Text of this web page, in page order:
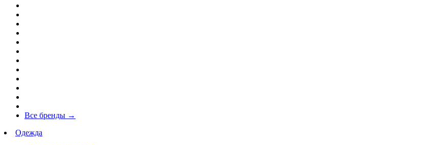
Все бренды →
Одежда